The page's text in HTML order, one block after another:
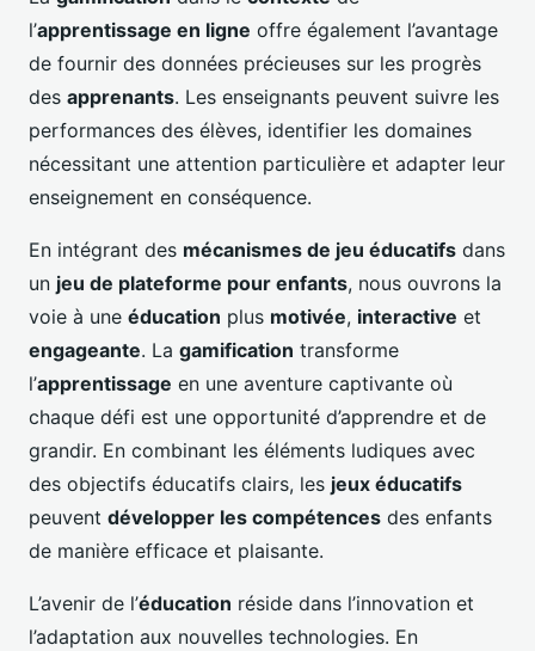
l’apprentissage en ligne offre également l’avantage
de fournir des données précieuses sur les progrès
des apprenants. Les enseignants peuvent suivre les
performances des élèves, identifier les domaines
nécessitant une attention particulière et adapter leur
enseignement en conséquence.
En intégrant des mécanismes de jeu éducatifs dans
un jeu de plateforme pour enfants, nous ouvrons la
voie à une éducation plus motivée, interactive et
engageante. La gamification transforme
l’apprentissage en une aventure captivante où
chaque défi est une opportunité d’apprendre et de
grandir. En combinant les éléments ludiques avec
des objectifs éducatifs clairs, les jeux éducatifs
peuvent développer les compétences des enfants
de manière efficace et plaisante.
L’avenir de l’éducation réside dans l’innovation et
l’adaptation aux nouvelles technologies. En